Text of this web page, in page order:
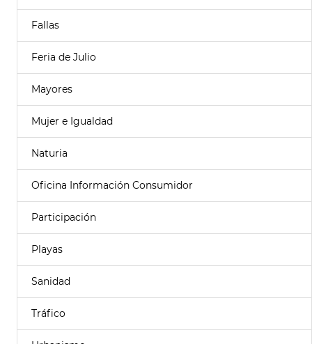
Fallas
Feria de Julio
Mayores
Mujer e Igualdad
Naturia
Oficina Información Consumidor
Participación
Playas
Sanidad
Tráfico